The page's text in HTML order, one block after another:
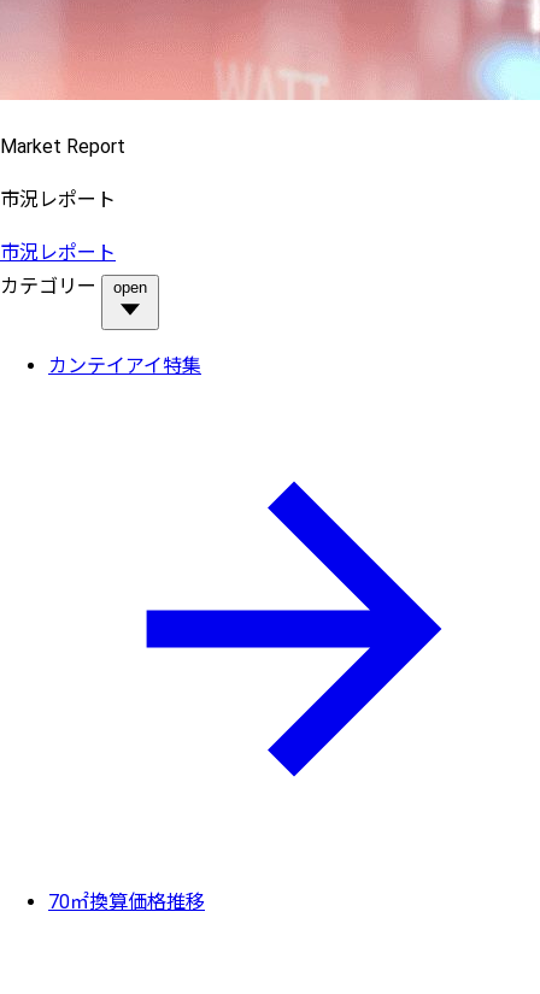
Market Report
市況レポート
市況レポート
カテゴリー
open
カンテイアイ特集
70㎡換算価格推移